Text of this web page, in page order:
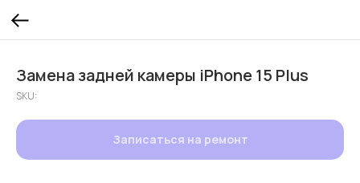
Замена задней камеры iPhone 15 Plus
SKU:
Записаться на ремонт